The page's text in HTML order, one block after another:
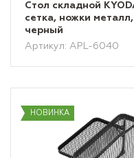
Стол складной
сетка, ножки
черный
Артикул: APL-6040
НОВИНКА